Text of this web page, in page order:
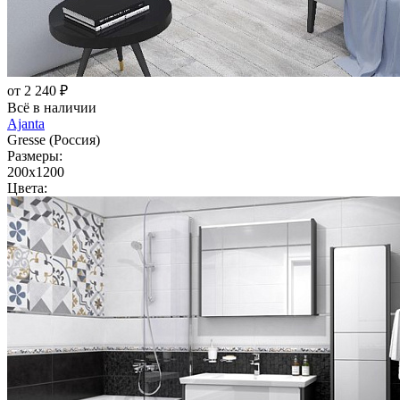
от 2 240 ₽
Всё в наличии
Ajanta
Gresse (Россия)
Размеры:
200x1200
Цвета: